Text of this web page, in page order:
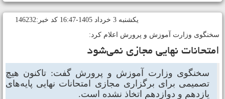
يکشنبه 3 خرداد 1405-16:47 کد خبر:146232
وزارت آموزش و پرورش اعلام کرد:
نهایی مجازی نمی‌شود
سخنگوی وزارت آموزش و پرورش گفت: تاکنون هیچ
تصمیمی برای برگزاری مجازی امتحانات نهایی پایه‌های
یازدهم و دوازدهم اتخاذ نشده است.